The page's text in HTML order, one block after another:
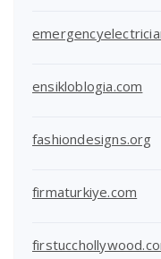
ensikloblogia.com
fashiondesigns.org
firmaturkiye.com